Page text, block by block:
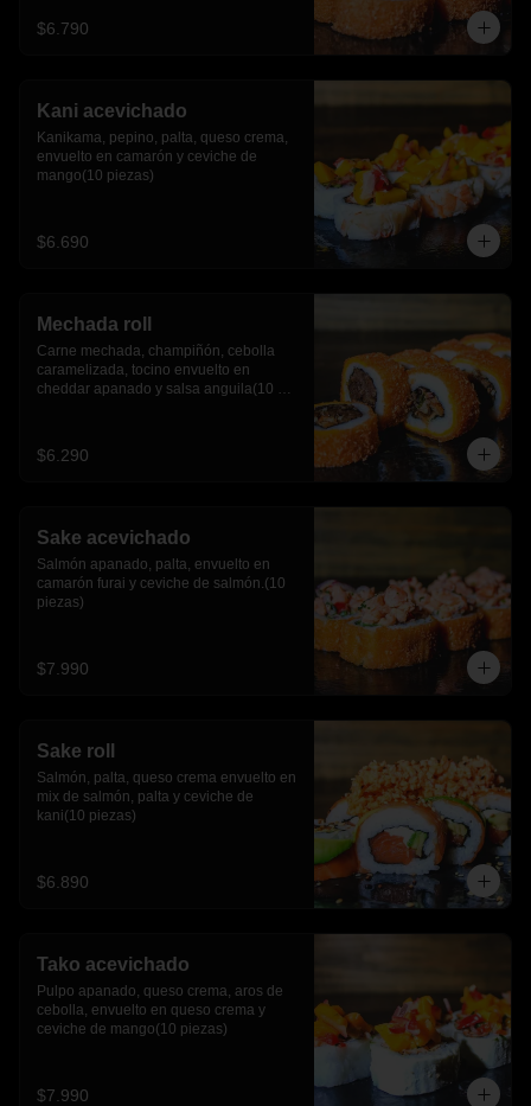
$6.790
Kani acevichado
Kanikama, pepino, palta, queso crema,
envuelto en camarón y ceviche de
mango(10 piezas)
$6.690
Mechada roll
Carne mechada, champiñón, cebolla
caramelizada, tocino envuelto en
cheddar apanado y salsa anguila(10
$6.290
Sake acevichado
Salmón apanado, palta, envuelto en
camarón furai y ceviche de salmón.(10
piezas)
$7.990
Sake roll
Salmón, palta, queso crema envuelto en
mix de salmón, palta y ceviche de
kani(10 piezas)
$6.890
Tako acevichado
Pulpo apanado, queso crema, aros de
cebolla, envuelto en queso crema y
ceviche de mango(10 piezas)
$7.990